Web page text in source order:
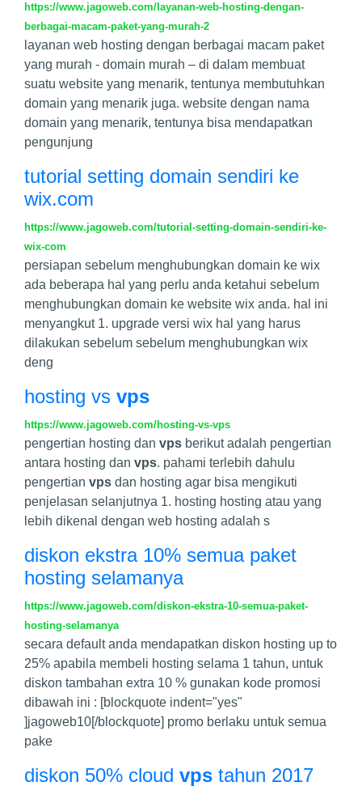
https://www.jagoweb.com/layanan-web-hosting-dengan-
berbagai-macam-paket-yang-murah-2
layanan web hosting dengan berbagai macam paket
yang murah - domain murah – di dalam membuat
suatu website yang menarik, tentunya membutuhkan
domain yang menarik juga. website dengan nama
domain yang menarik, tentunya bisa mendapatkan
pengunjung
tutorial setting domain sendiri ke
wix.com
https://www.jagoweb.com/tutorial-setting-domain-sendiri-ke-
wix-com
persiapan sebelum menghubungkan domain ke wix
ada beberapa hal yang perlu anda ketahui sebelum
menghubungkan domain ke website wix anda. hal ini
menyangkut 1. upgrade versi wix hal yang harus
dilakukan sebelum sebelum menghubungkan wix
deng
hosting vs vps
https://www.jagoweb.com/hosting-vs-vps
pengertian hosting dan vps berikut adalah pengertian
antara hosting dan vps. pahami terlebih dahulu
pengertian vps dan hosting agar bisa mengikuti
penjelasan selanjutnya 1. hosting hosting atau yang
lebih dikenal dengan web hosting adalah s
diskon ekstra 10% semua paket
hosting selamanya
https://www.jagoweb.com/diskon-ekstra-10-semua-paket-
hosting-selamanya
secara default anda mendapatkan diskon hosting up to
25% apabila membeli hosting selama 1 tahun, untuk
diskon tambahan extra 10 % gunakan kode promosi
dibawah ini : [blockquote indent="yes"
]jagoweb10[/blockquote] promo berlaku untuk semua
pake
diskon 50% cloud vps tahun 2017